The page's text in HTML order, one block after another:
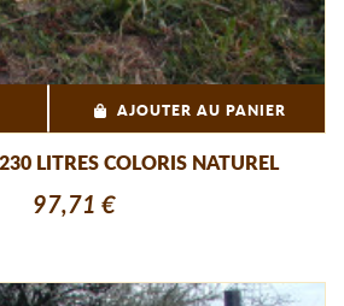
AJOUTER AU PANIER
LITRES COLORIS NATUREL
97,71 €